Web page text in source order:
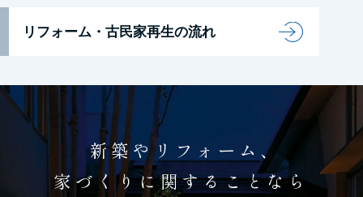
リフォーム・古民家再生の流れ
新築やリフォーム、
家づくりに関することなら